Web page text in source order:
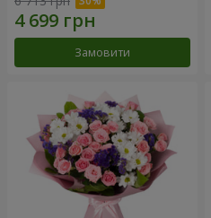
Замовити